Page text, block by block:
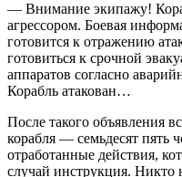
— Внимание экипажу!
агрессором. Боевая
готовится к отражению
готовиться к срочной
аппаратов согласно
Корабль атакован…
После такого объявления
корабля — семьдесят пять
отработанные действия,
случай инструкция. Никто